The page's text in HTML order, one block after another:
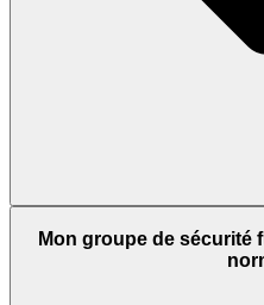
Mon groupe de sécurité